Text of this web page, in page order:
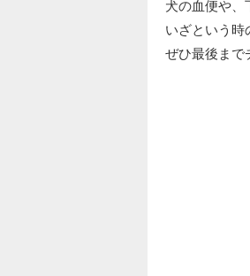
犬の血便や、
いざという時
ぜひ最後まで